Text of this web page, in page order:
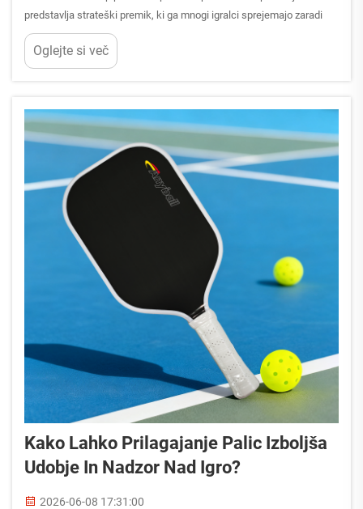
predstavlja strateški premik, ki ga mnogi igralci sprejemajo zaradi
ugodnih ekonomskih in kakovostnih razlogov. Ko šport nadaljuje
svojo eksplodirajočo rast, pametni potrošniki...
Oglejte si več
Kako Lahko Prilagajanje Palic Izboljša
Udobje In Nadzor Nad Igro?
2026-06-08 17:31:00